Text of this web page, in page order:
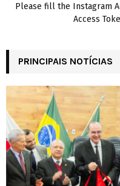
Please fill the Instagram
Access
PRINCIPAIS NOTÍCIAS